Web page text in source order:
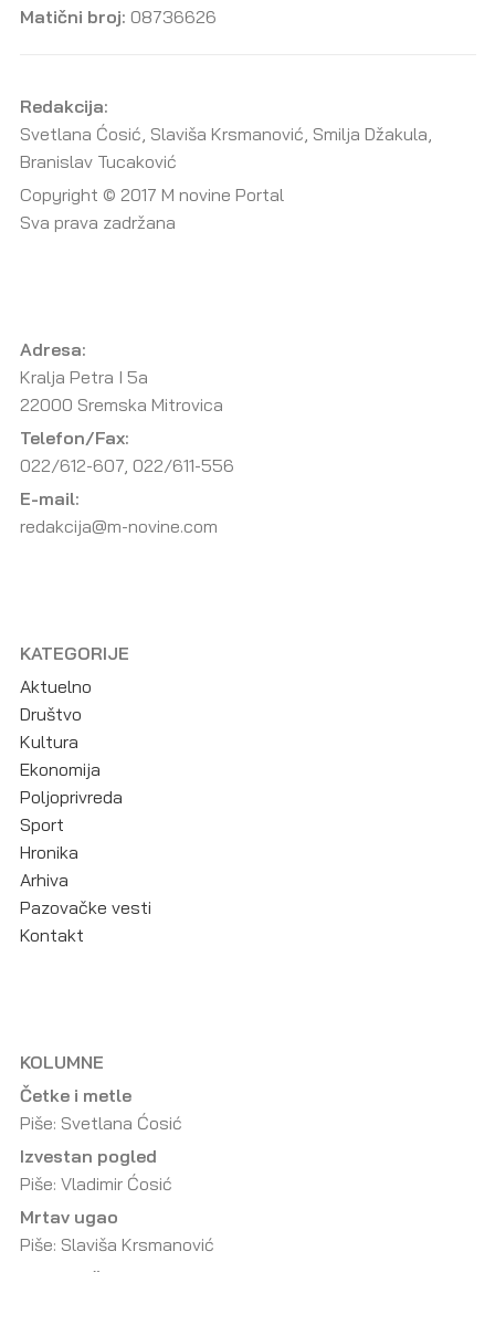
Matični broj: 08736626
Redakcija:
Svetlana Ćosić, Slaviša Krsmanović, Smilja Džakula,
Branislav Tucaković
Copyright © 2017 M novine Portal
Sva prava zadržana
Adresa:
Kralja Petra I 5a
22000 Sremska Mitrovica
Telefon/Fax:
022/612-607, 022/611-556
E-mail:
redakcija@m-novine.com
KATEGORIJE
Aktuelno
Društvo
Kultura
Ekonomija
Poljoprivreda
Sport
Hronika
Arhiva
Pazovačke vesti
Kontakt
KOLUMNE
Četke i metle
Piše: Svetlana Ćosić
Izvestan pogled
Piše: Vladimir Ćosić
Mrtav ugao
Piše: Slaviša Krsmanović
Malo izoštreno